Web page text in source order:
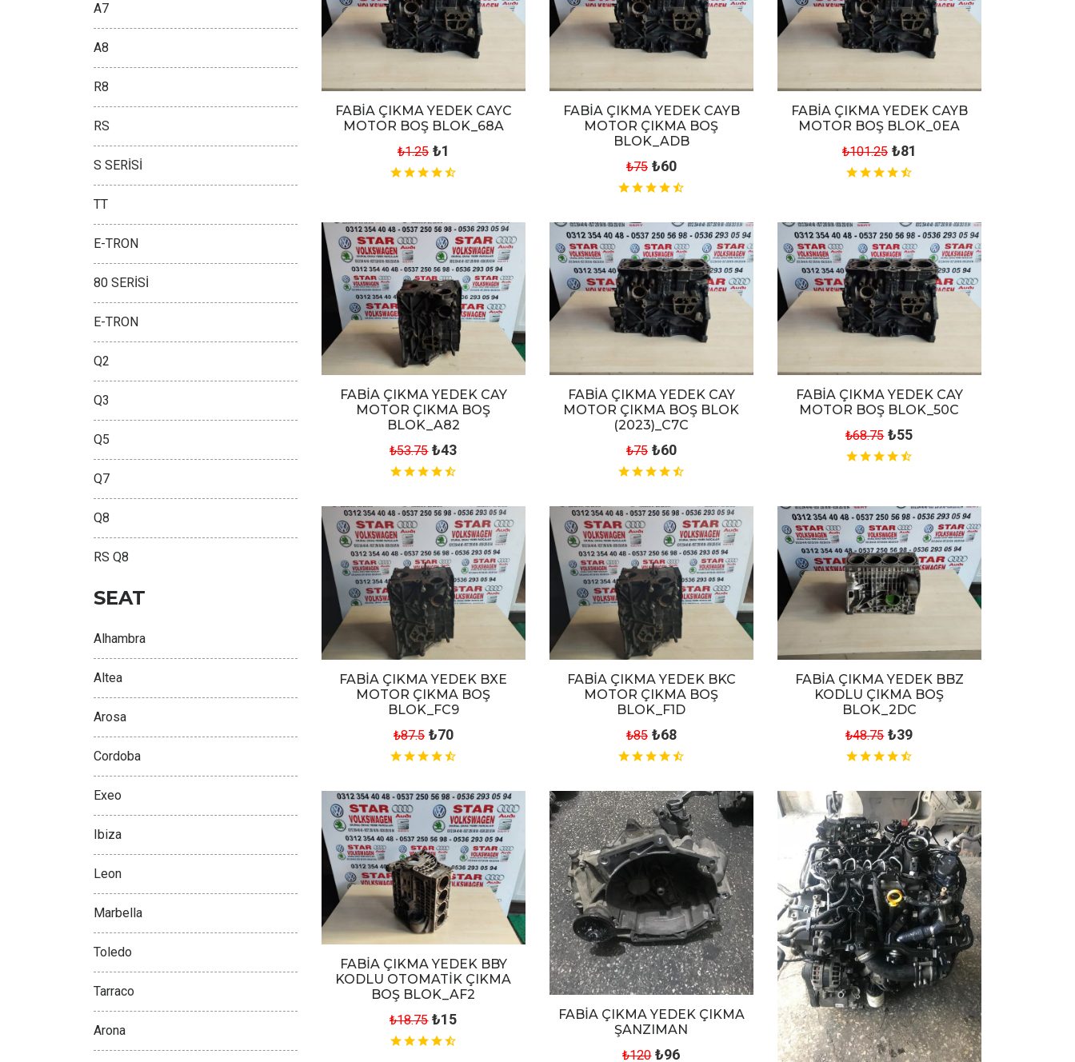
FABİA ÇIKMA YEDEK CAYC
MOTOR BOŞ BLOK_68A
₺1.25 ₺1
FABİA ÇIKMA YEDEK CAYB
MOTOR ÇIKMA BOŞ
BLOK_ADB
₺75 ₺60
FABİA ÇIKMA YEDEK CAYB
MOTOR BOŞ BLOK_0EA
₺101.25 ₺81
FABİA ÇIKMA YEDEK CAY
MOTOR ÇIKMA BOŞ
BLOK_A82
₺53.75 ₺43
FABİA ÇIKMA YEDEK CAY
MOTOR ÇIKMA BOŞ BLOK
(2023)_C7C
₺75 ₺60
FABİA ÇIKMA YEDEK CAY
MOTOR BOŞ BLOK_50C
₺68.75 ₺55
FABİA ÇIKMA YEDEK BXE
MOTOR ÇIKMA BOŞ
BLOK_FC9
₺87.5 ₺70
FABİA ÇIKMA YEDEK BKC
MOTOR ÇIKMA BOŞ
BLOK_F1D
₺85 ₺68
FABİA ÇIKMA YEDEK BBZ
KODLU ÇIKMA BOŞ
BLOK_2DC
₺48.75 ₺39
FABİA ÇIKMA YEDEK BBY
KODLU OTOMATİK ÇIKMA
BOŞ BLOK_AF2
₺18.75 ₺15
FABİA ÇIKMA YEDEK ÇIKMA
ŞANZIMAN
₺120 ₺96
A7
A8
R8
RS
S SERİSİ
TT
E-TRON
80 SERİSİ
E-TRON
Q2
Q3
Q5
Q7
Q8
RS Q8
SEAT
Alhambra
Altea
Arosa
Cordoba
Exeo
Ibiza
Leon
Marbella
Toledo
Tarraco
Arona